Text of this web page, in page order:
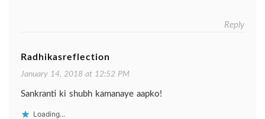
Reply
Radhikasreflection
January 14, 2018 at 12:52 PM
Sankranti ki shubh kamanaye aapko!
Loading...